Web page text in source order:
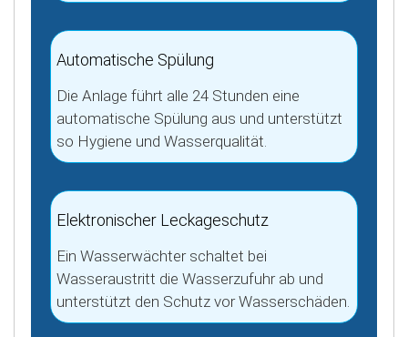
Automatische Spülung
Die Anlage führt alle 24 Stunden eine
automatische Spülung aus und unterstützt
so Hygiene und Wasserqualität.
Elektronischer Leckageschutz
Ein Wasserwächter schaltet bei
Wasseraustritt die Wasserzufuhr ab und
unterstützt den Schutz vor Wasserschäden.